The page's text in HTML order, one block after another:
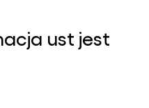
ust jest